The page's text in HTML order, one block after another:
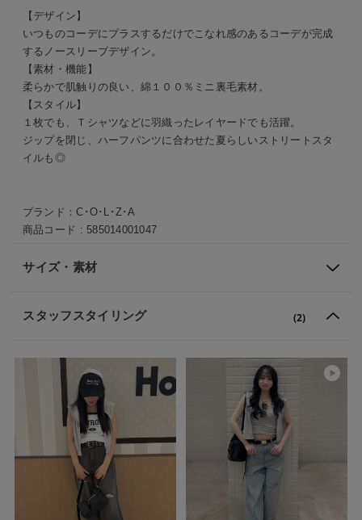
【デザイン】
いつものコーデにプラスするだけでこなれ感のあるコーデが完成
するノースリーブデザイン。
【素材・機能】
柔らかで肌触りの良い、綿１００％ミニ裏毛素材。
【スタイル】
１枚でも、Ｔシャツなどに羽織ったレイヤードでも活躍。
ジップを閉じ、ハーフパンツに合わせた夏らしいストリートスタ
イルも◎
ブランド：C･O･L･Z･A
商品コード : 585014001047
サイズ・素材
スタッフスタイリング (2)